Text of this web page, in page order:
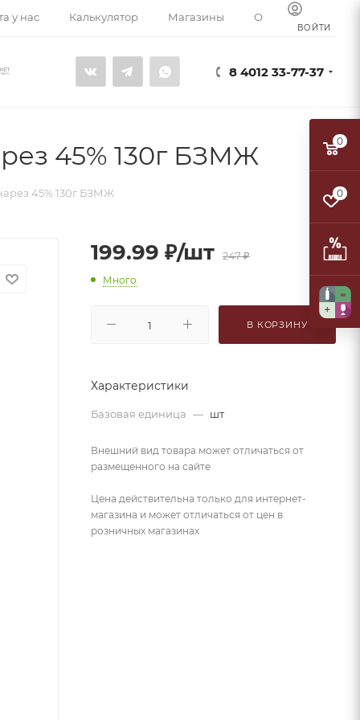
у нас Калькулятор Магазины О компании
ВОЙТИ
8 4012 33-77-37
45% 130г БЗМЖ
45% 130г БЗМЖ
199.99 ₽/шт 247₽
Много
В КОРЗИНУ
Характеристики
Базовая единица — шт
Внешний вид товара может отличаться от
размещенного на сайте
Цена действительна только для интернет-
магазина и может отличаться от цен в
розничных магазинах
0
0